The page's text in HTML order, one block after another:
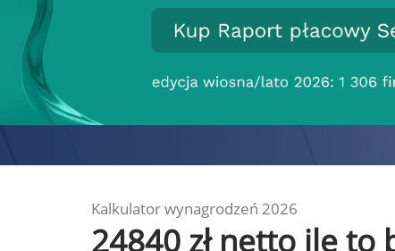
Kalkulator wynagrodzeń 2026
24840 zł netto ile